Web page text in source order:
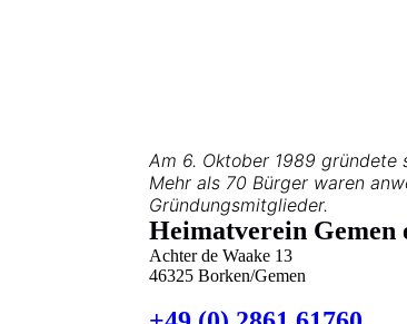
Am 6. Oktober 1989 gründete
Mehr als 70 Bürger waren
Gründungsmitglieder.
Heimatverein Gemen
Achter de Waake 13
46325 Borken/Gemen